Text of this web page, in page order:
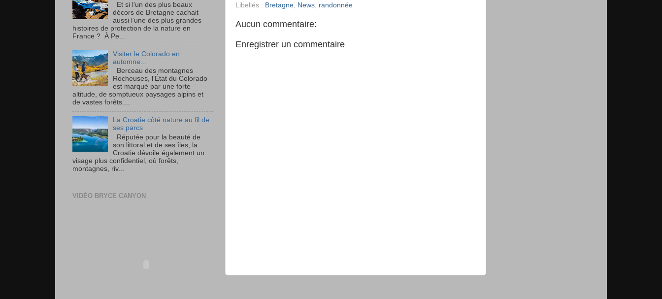
Libellés : Bretagne News randonnée
Aucun commentaire:
Enregistrer un commentaire
Et si l’un des plus beaux
décors de Bretagne cachait
aussi l’une des plus grandes
histoires de protection de la nature en
France ? À Pe...
Visiter le Colorado en
automne...
Berceau des montagnes
Rocheuses, l’État du Colorado
est marqué par une forte
altitude, de somptueux paysages alpins et
de vastes forêts....
La Croatie côté nature au fil de
ses parcs
Réputée pour la beauté de
son littoral et de ses îles, la
Croatie dévoile également un
visage plus confidentiel, où forêts,
montagnes, riv...
VIDÉO BRYCE CANYON